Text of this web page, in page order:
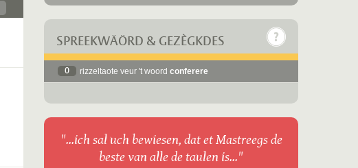
SPREEKWÄÖRD & GEZÈGKDES
0 rizzeltaote veur 't woord conferere
"...ich sal uch bewiesen, dat et Mastreegs de
beste van alle de taulen is..."